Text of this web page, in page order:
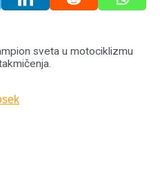
sveta u motociklizmu